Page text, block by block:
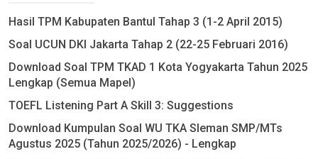
Hasil TPM Kabupaten Bantul Tahap 3 (1-2 April 2015)
Soal UCUN DKI Jakarta Tahap 2 (22-25 Februari 2016)
Download Soal TPM TKAD 1 Kota Yogyakarta Tahun 2025
Lengkap (Semua Mapel)
TOEFL Listening Part A Skill 3: Suggestions
Download Kumpulan Soal WU TKA Sleman SMP/MTs
Agustus 2025 (Tahun 2025/2026) - Lengkap